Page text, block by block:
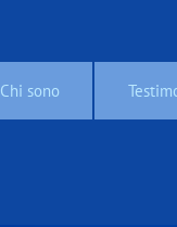
Chi sono